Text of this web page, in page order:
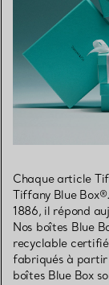
Chaque article
Tiffany Blue
1886, il répond
Nos boîtes Blue
recyclable certifié
fabriqués à partir
boîtes Blue Box